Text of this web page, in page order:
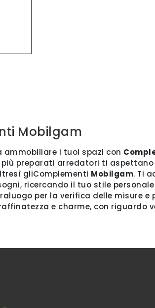
Mobilgam
ammobiliare i tuoi spazi con
più preparati arredatori ti
gliComplementi Mobilgam. Ti
ricercando il tuo stile
per la verifica delle misure
e charme, con riguardo